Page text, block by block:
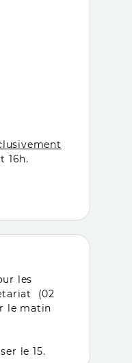
16h.
les
(02
le matin
le 15.